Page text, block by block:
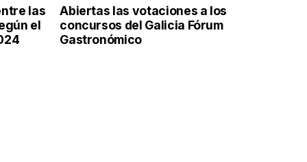
las
el
Abiertas las votaciones a los
concursos del Galicia Fórum
Gastronómico